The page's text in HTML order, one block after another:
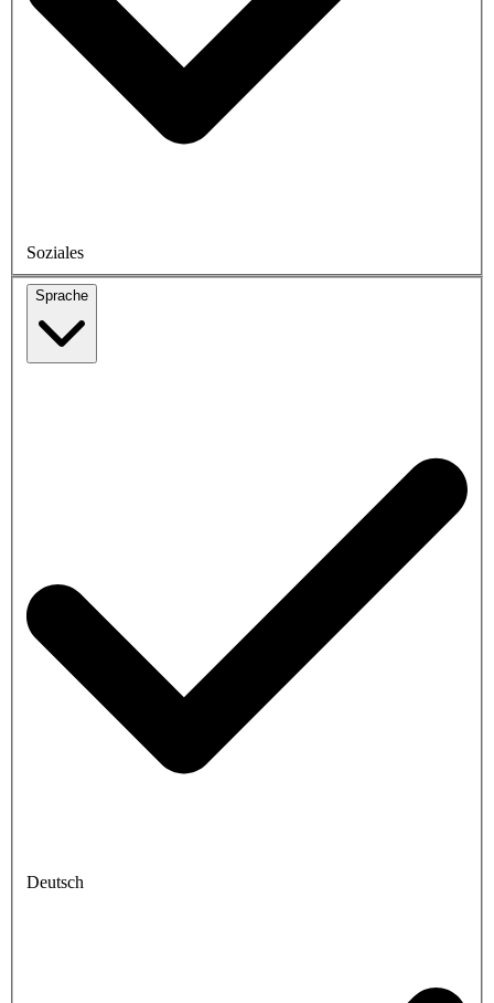
Soziales
Sprache
Deutsch